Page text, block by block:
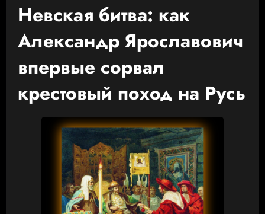
Невская битва: как
Александр Ярославович
впервые сорвал
крестовый поход на Русь